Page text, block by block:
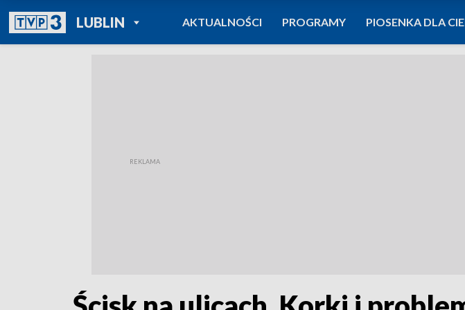
LUBLINPOWRÓT DO
TVP REGIONY
AKTUALNOŚCI PROGRAMY PIOSENKA DLA